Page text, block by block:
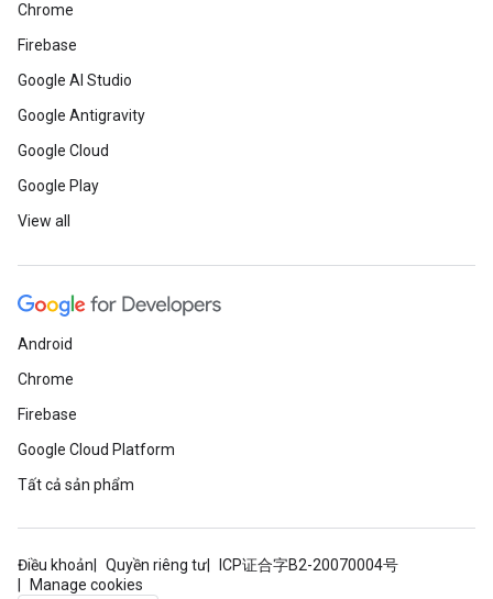
Chrome
Firebase
Google AI Studio
Google Antigravity
Google Cloud
Google Play
View all
Android
Chrome
Firebase
Google Cloud Platform
Tất cả sản phẩm
Điều khoản Quyền riêng tư
ICP证合字B2-20070004号
Manage cookies